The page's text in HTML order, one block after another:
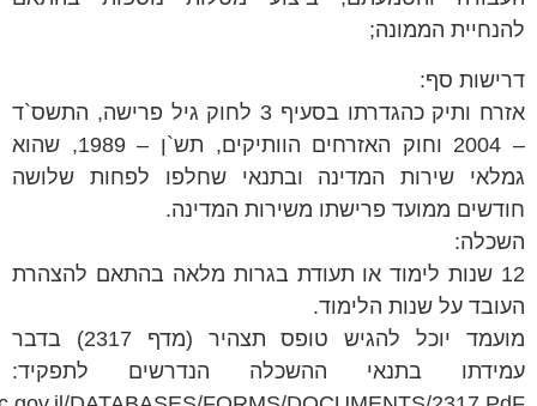
אזרח ותיק כהגדרתו בסעיף 3 לחוק גיל פרישה, התשס`ד
– 2004 וחוק האזרחים הוותיקים, תש`ן – 1989, שהוא
ובתנאי שחלפו לפחות שלושה
משירות המדינה.
או תעודת בגרות מלאה בהתאם להצהרת
מועמד יוכל להגיש טופס תצהיר (מדף 2317) בדבר
ההשכלה הנדרשים לתפקיד: